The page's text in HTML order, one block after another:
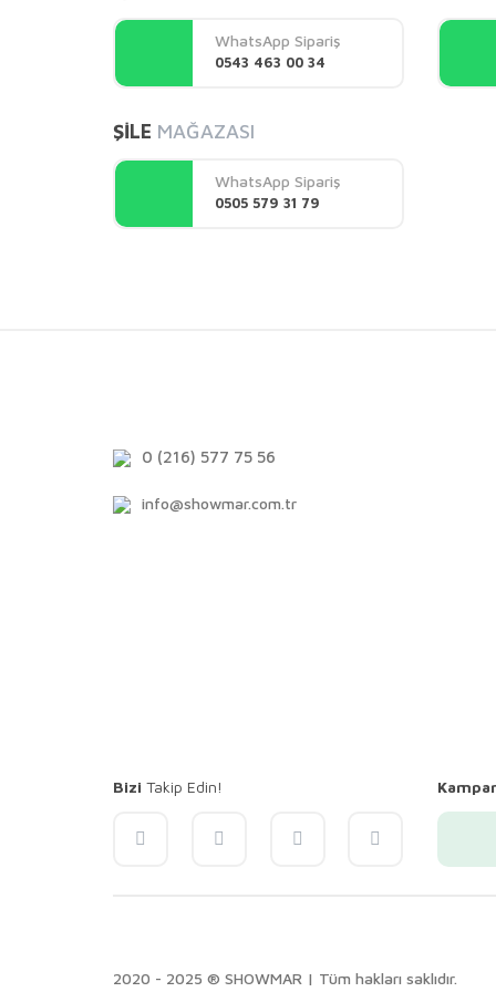
Ürün açıklamasında eksik bilgiler bulunuyor.
Ürün bilgilerinde hatalar bulunuyor.
Ürün fiyatı diğer sitelerden daha pahalı.
Bu ürüne benzer farklı alternatifler olmalı.
WhatsApp Sipariş
0543 463 00 34
ŞİLE MAĞAZASI
WhatsApp Sipariş
0505 579 31 79
0 (216) 577 75 56
info@showmar.com.tr
Bizi Takip Edin!
2020 - 2025 ® SHOWMAR | Tüm hakları saklıdır.